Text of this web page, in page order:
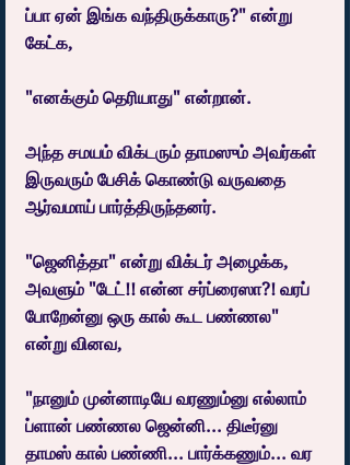
ப்பா ஏன் இங்க வந்திருக்காரு?" என்று
கேட்க,
"எனக்கும் தெரியாது" என்றான்.
அந்த சமயம் விக்டரும் தாமஸும் அவர்கள்
இருவரும் பேசிக் கொண்டு வருவதை
ஆர்வமாய் பார்த்திருந்தனர்.
"ஜெனித்தா" என்று விக்டர் அழைக்க,
அவளும் "டேட்!! என்ன சர்ப்ரைஸா?! வரப்
போறேன்னு ஒரு கால் கூட பண்ணல"
என்று வினவ,
"நானும் முன்னாடியே வரணும்னு எல்லாம்
ப்ளான் பண்ணல ஜென்னி... திடீர்னு
தாமஸ் கால் பண்ணி... பார்க்கணும்... வர